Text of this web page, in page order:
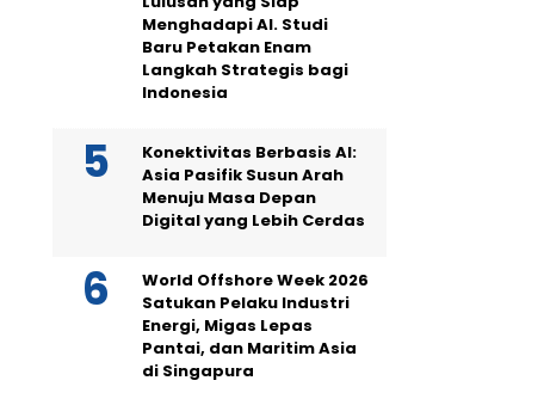
Menghadapi AI. Studi
Baru Petakan Enam
Langkah Strategis bagi
Indonesia
Konektivitas Berbasis AI:
Asia Pasifik Susun Arah
Menuju Masa Depan
Digital yang Lebih Cerdas
World Offshore Week 2026
Satukan Pelaku Industri
Energi, Migas Lepas
Pantai, dan Maritim Asia
di Singapura